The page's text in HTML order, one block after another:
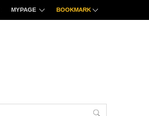
MYPAGE BOOKMARK